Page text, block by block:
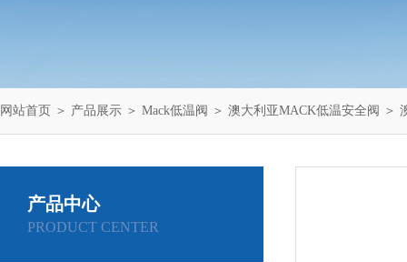
网站首页 ＞ 产品展示 ＞ Mack低温阀 ＞ 澳大利亚MACK低温安全阀 ＞
产品中心
PRODUCT CENTER